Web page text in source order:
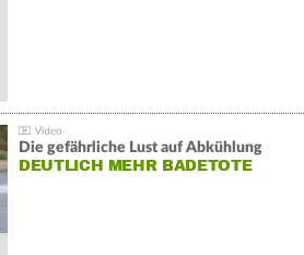
Die gefährliche Lust auf Abkühlung
DEUTLICH MEHR BADETOTE